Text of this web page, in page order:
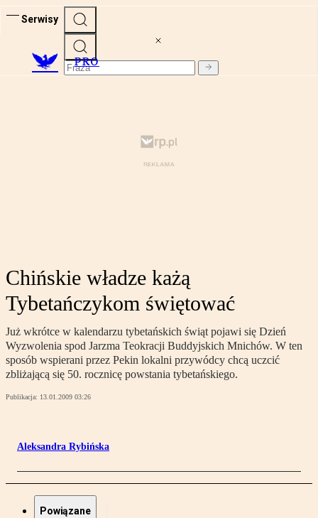
Serwisy
PRO
Chińskie władze każą
Tybetańczykom świętować
Już wkrótce w kalendarzu tybetańskich świąt pojawi się Dzień
Wyzwolenia spod Jarzma Teokracji Buddyjskich Mnichów. W ten
sposób wspierani przez Pekin lokalni przywódcy chcą uczcić
zbliżającą się 50. rocznicę powstania tybetańskiego.
Publikacja: 13.01.2009 03:26
Aleksandra Rybińska
Powiązane